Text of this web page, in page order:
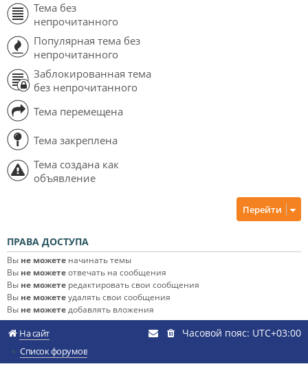
Тема без
непрочитанного
Популярная тема без
непрочитанного
Заблокированная тема
без непрочитанного
Тема перемещена
Тема закреплена
Тема создана как
объявление
Перейти
ПРАВА ДОСТУПА
Вы не можете начинать темы
Вы не можетеотвечать на сообщения
Вы не можете редактировать свои сообщения
Вы не можетеудалять свои сообщения
Вы не можетедобавлять вложения
На сайт
Список форумов
Часовой пояс: UTC+03:00